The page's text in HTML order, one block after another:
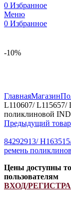
0 Избранное
Меню
0 Избранное
-10%
ГлавнаяМагазин
L110607/ L115657/
поликлиновой
Предыдущий товар
84292913/
ремень
Цены доступны
пользователям
ВХОД/